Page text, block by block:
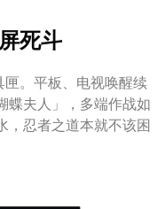
死斗
。平板、电视唤醒续
蝶夫人」，多端作战如
，忍者之道本就不该困